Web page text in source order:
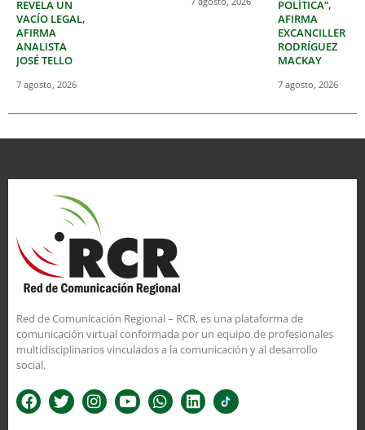
REVELA UN
VACÍO LEGAL,
AFIRMA
ANALISTA
JOSÉ TELLO
7 agosto, 2026
POLÍTICA”,
AFIRMA
EXCANCILLER
RODRÍGUEZ
MACKAY
7 agosto, 2026
Red de Comunicación Regional – RCR, es una plataforma de
comunicación virtual conformada por un equipo de profesionales
multidisciplinarios vinculados a la comunicación y al desarrollo
social.